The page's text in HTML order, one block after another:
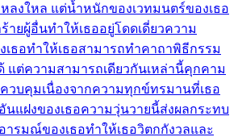
งใหล แต่น้ำหนักของเวทมนตร์ของเธอ
ายผู้อื่นทำให้เธออยู่โดดเดี่ยวความ
เธอทำให้เธอสามารถทำคาถาพิธีกรรม
แต่ความสามารถเดียวกันเหล่านี้คุกคาม
วบคุมเนื่องจากความทุกข์ทรมานที่เธอ
นแฝงของเธอความวุ่นวายนี้ส่งผลกระทบ
ารมณ์ของเธอทำให้เธอวิตกกังวลและ